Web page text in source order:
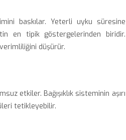
baskılar. Yeterli uyku süresine
en tipik göstergelerinden biridir.
düşürür.
etkiler. Bağışıklık sisteminin aşırı
tetikleyebilir.